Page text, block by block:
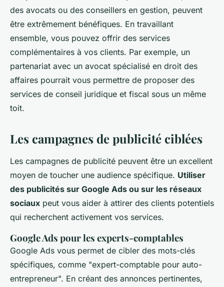
des avocats ou des conseillers en gestion, peuvent
être extrêmement bénéfiques. En travaillant
ensemble, vous pouvez offrir des services
complémentaires à vos clients. Par exemple, un
partenariat avec un avocat spécialisé en droit des
affaires pourrait vous permettre de proposer des
services de conseil juridique et fiscal sous un même
toit.
Les campagnes de publicité ciblées
Les campagnes de publicité peuvent être un excellent
moyen de toucher une audience spécifique. Utiliser
des publicités sur Google Ads ou sur les réseaux
sociaux peut vous aider à attirer des clients potentiels
qui recherchent activement vos services.
Google Ads pour les experts-comptables
Google Ads vous permet de cibler des mots-clés
spécifiques, comme "expert-comptable pour auto-
entrepreneur". En créant des annonces pertinentes,